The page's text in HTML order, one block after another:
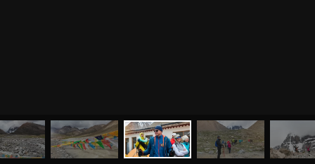
ЙОГА СЕМИНАРЫ МЕНЮ О НАС МАГАЗИН